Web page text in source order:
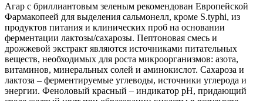
Агар с бриллиантовым зеленым рекомендован Европейской
Фармакопеей для выделения сальмонелл, кроме S.typhi, из
продуктов питания и клинических проб на основании
ферментации лактозы/сахарозы. Пептоновая смесь и
дрожжевой экстракт являются источниками питательных
веществ, необходимых для роста микроорганизмов: азота,
витаминов, минеральных солей и аминокислот. Сахароза и
лактоза – ферментируемые углеводы, источники углерода и
энергии. Феноловый красный – индикатор pH, придающий